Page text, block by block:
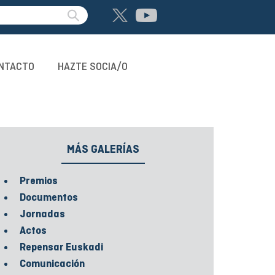
HAZTE SOCIA/O
MÁS GALERÍAS
Premios
Documentos
Jornadas
Actos
Repensar Euskadi
Comunicación